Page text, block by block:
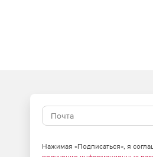
машинам определенных
в то же время не препятствовать
Нажимая «Подписаться», я